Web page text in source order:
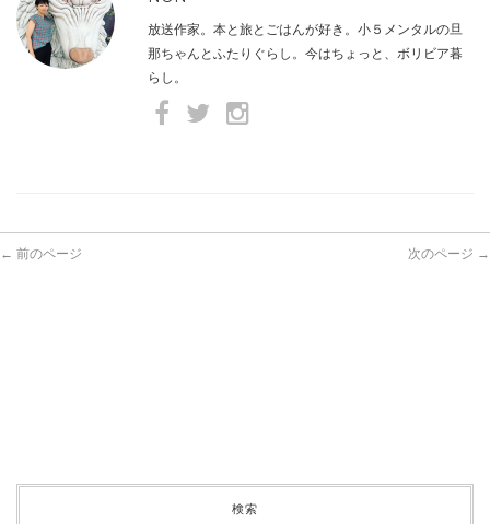
放送作家。本と旅とごはんが好き。小５メンタルの旦
那ちゃんとふたりぐらし。今はちょっと、ボリビア暮
らし。
← 前のページ 次のページ →
検索